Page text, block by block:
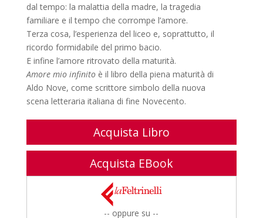
dal tempo: la malattia della madre, la tragedia
familiare e il tempo che corrompe l’amore.
Terza cosa, l’esperienza del liceo e, soprattutto, il
ricordo formidabile del primo bacio.
E infine l’amore ritrovato della maturità.
Amore mio infinitoè il libro della piena maturità di
Aldo Nove, come scrittore simbolo della nuova
scena letteraria italiana di fine Novecento.
Acquista Libro
Acquista EBook
-- oppure su --